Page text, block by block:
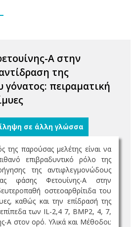
Α στην
της
πειραματική
σε άλλη γλώσσα
της παρούσας μελέτης είναι να
επιβραδυντικό ρόλο της
της αντιφλεγμονώδους
φάσης Φετουίνης-Α στην
οστεοαρθρίτιδα του
καθώς και την επίδρασή της
των IL-2,4 7, BMP2, 4, 7,
Α στον ορό. Υλικά και Μέθοδοι: